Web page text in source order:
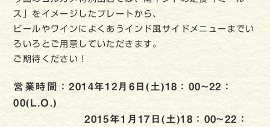
ス」をイメージしたプレートから、
ビールやワインによくあうインド風サイドメニューまでい
ろいろとご用意していただきます。
ご期待ください！
営業時間：2014年12月6日(土)18：00~22：
00(L.O.)
2015年1月17日(土)18：00~22：